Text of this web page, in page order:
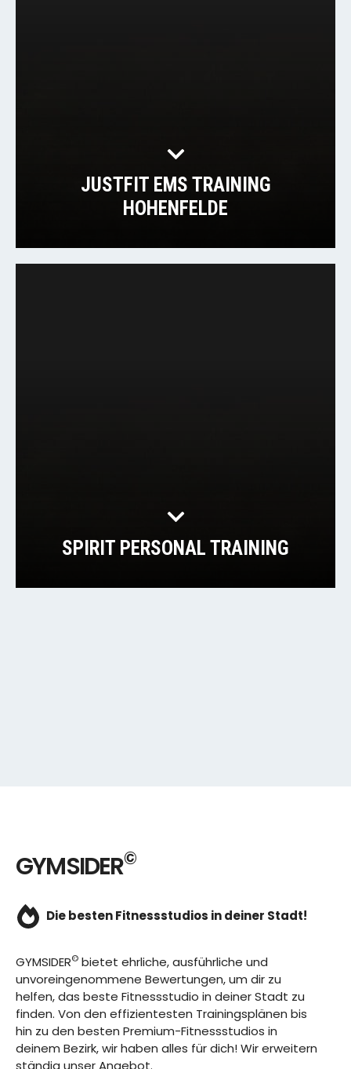
JUSTFIT EMS TRAINING
HOHENFELDE
SPIRIT PERSONAL TRAINING
GYMSIDER©
Die besten Fitnessstudios in deiner Stadt!
GYMSIDER© bietet ehrliche, ausführliche und
unvoreingenommene Bewertungen, um dir zu
helfen, das beste Fitnessstudio in deiner Stadt zu
finden. Von den effizientesten Trainingsplänen bis
hin zu den besten Premium-Fitnessstudios in
deinem Bezirk, wir haben alles für dich! Wir erweitern
ständig unser Angebot.